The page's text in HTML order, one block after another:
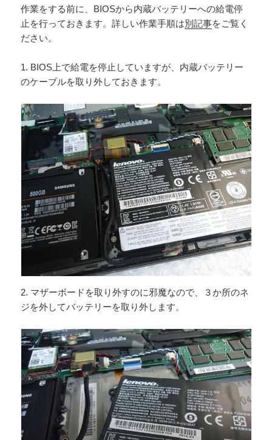
作業をする前に、BIOSから内蔵バッテリーへの給電停
止を行っておきます。詳しい作業手順は別記事をご覧く
ださい。
1. BIOS上で給電を停止していますが、内蔵バッテリー
のケーブルを取り外しておきます。
2. マザーボードを取り外すのに邪魔なので、３か所のネ
ジを外してバッテリーを取り外します。